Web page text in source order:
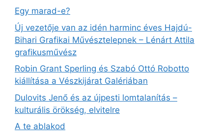
Egy marad-e?
Új vezetője van az idén harminc éves Hajdú-
Bihari Grafikai Művésztelepnek – Lénárt Attila
grafikusművész
Robin Grant Sperling és Szabó Ottó Robotto
kiállítása a Vészkijárat Galériában
Dulovits Jenő és az újpesti lomtalanítás –
kulturális örökség, elvitelre
A te ablakod